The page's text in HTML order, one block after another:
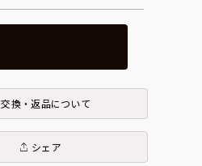
交換・返品について
シェア